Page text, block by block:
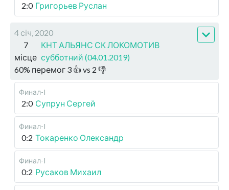
2:0 Григорьев Руслан
4 січ, 2020
7
місце
КНТ АЛЬЯНС СК ЛОКОМОТИВ
субботний (04.01.2019)
60% перемог 3 👍 vs 2 👎
Финал-I
2:0 Супрун Сергей
Финал-I
0:2 Токаренко Олександр
Финал-I
0:2 Русаков Михаил